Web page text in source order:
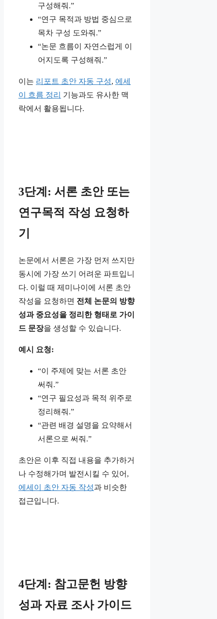
구성해줘.”
“연구 목적과 방법 중심으로
목차 구성 도와줘.”
“논문 흐름이 자연스럽게 이
어지도록 구성해줘.”
이는 리포트 초안 자동 구성, 에세
이 흐름 정리 기능과도 유사한 맥
락에서 활용됩니다.
3단계: 서론 초안 또는
연구목적 작성 요청하
기
논문에서 서론은 가장 먼저 쓰지만
동시에 가장 쓰기 어려운 파트입니
다. 이럴 때 제미나이에 서론 초안
작성을 요청하면 전체 논문의 방향
성과 중요성을 정리한 형태로 가이
드 문장을 생성할 수 있습니다.
예시 요청:
“이 주제에 맞는 서론 초안
써줘.”
“연구 필요성과 목적 위주로
정리해줘.”
“관련 배경 설명을 요약해서
서론으로 써줘.”
초안은 이후 직접 내용을 추가하거
나 수정해가며 발전시킬 수 있어,
에세이 초안 자동 작성과 비슷한
접근입니다.
4단계: 참고문헌 방향
성과 자료 조사 가이드